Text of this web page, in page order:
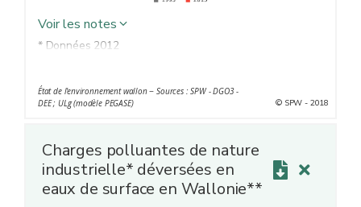
Voir les notes
* Données 2012
diminution du cheptel bovin de 8 % par rapport à 2010
État de l'environnement wallon − Sources : SPW - DGO3 -
DEE ; ULg (modèle PEGASE)
© SPW - 2018
Charges polluantes de nature
industrielle* déversées en
eaux de surface en Wallonie**